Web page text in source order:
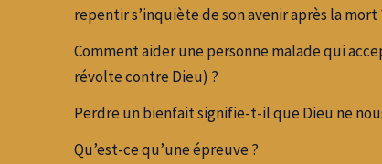
repentir s’inquiète de son avenir après la mort
Comment aider une personne malade qui
révolte contre Dieu) ?
Perdre un bienfait signifie-t-il que Dieu ne
Qu’est-ce qu’une épreuve ?